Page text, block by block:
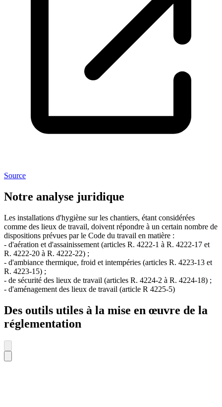
Source
Notre analyse juridique
Les installations d'hygiène sur les chantiers, étant considérées
comme des lieux de travail, doivent répondre à un certain nombre de
dispositions prévues par le Code du travail en matière :
- d'aération et d'assainissement (articles R. 4222-1 à R. 4222-17 et
R. 4222-20 à R. 4222-22) ;
- d'ambiance thermique, froid et intempéries (articles R. 4223-13 et
R. 4223-15) ;
- de sécurité des lieux de travail (articles R. 4224-2 à R. 4224-18) ;
- d'aménagement des lieux de travail (article R 4225-5)
Des outils utiles à la mise en œuvre de la
réglementation